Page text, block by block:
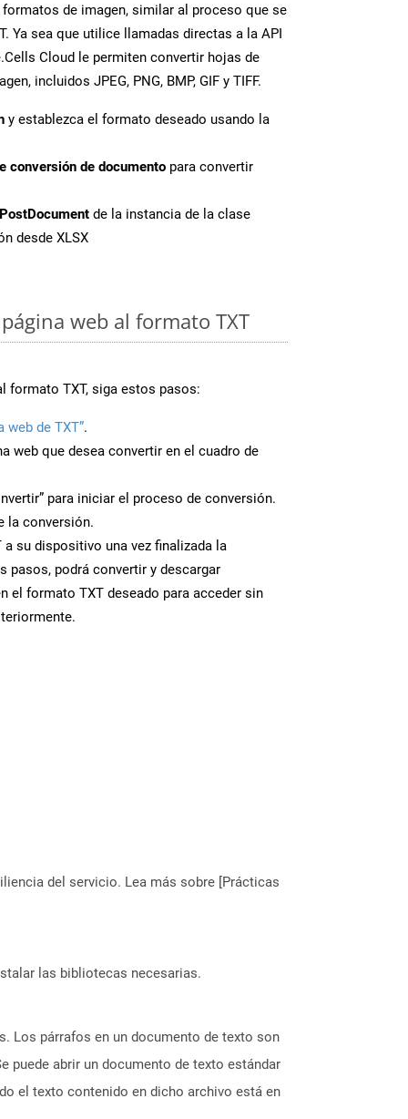
de imagen, similar al proceso que se
Ya sea que utilice llamadas directas a la API
Cloud le permiten convertir hojas de
incluidos JPEG, PNG, BMP, GIF y TIFF.
y establezca el formato deseado usando la
conversión de documento para convertir
de la instancia de la clase
desde XLSX
web al formato TXT
formato TXT, siga estos pasos:
web de TXT”.
web que desea convertir en el cuadro de
para iniciar el proceso de conversión.
la conversión.
a su dispositivo una vez finalizada la
pasos, podrá convertir y descargar
el formato TXT deseado para acceder sin
del servicio. Lea más sobre [Prácticas
las bibliotecas necesarias.
Los párrafos en un documento de texto son
puede abrir un documento de texto estándar
el texto contenido en dicho archivo está en